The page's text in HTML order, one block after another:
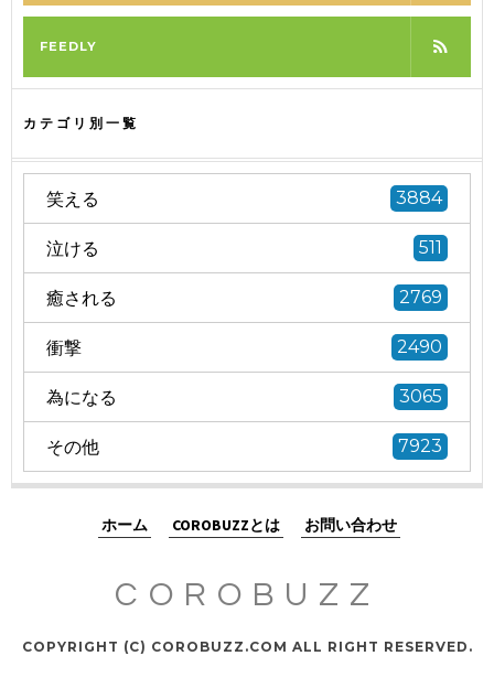
FEEDLY
カテゴリ別一覧
笑える 3884
泣ける 511
癒される 2769
衝撃 2490
為になる 3065
その他 7923
ホーム COROBUZZとは お問い合わせ
COROBUZZ
COPYRIGHT (C) COROBUZZ.COM ALL RIGHT RESERVED.